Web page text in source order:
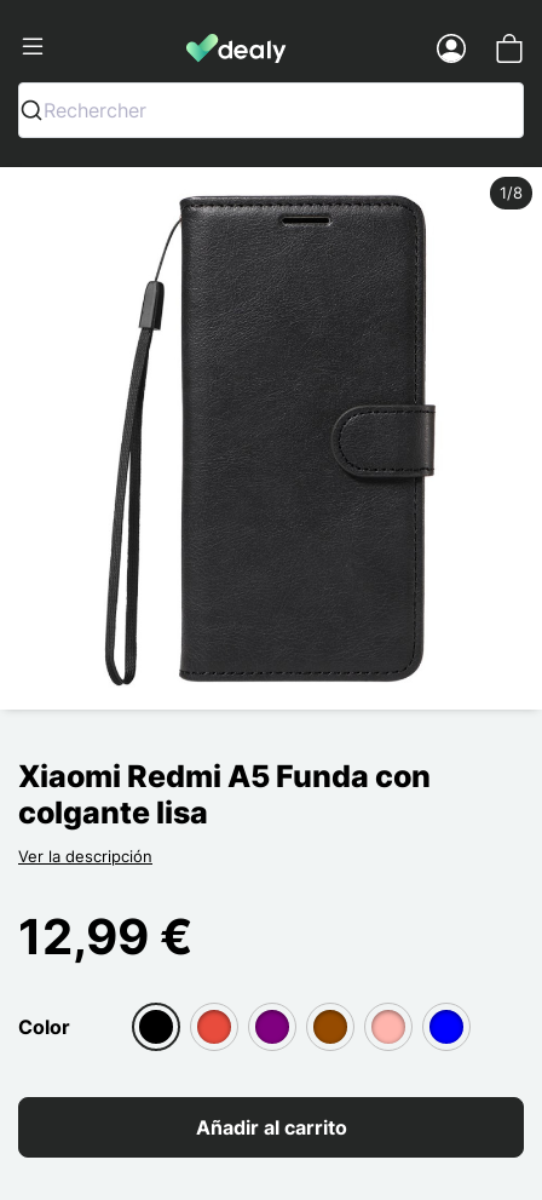
Dealy - Fundas y accesorios para
Rechercher
Xiaomi Redmi A5 Funda con
colgante lisa
Ver la descripción
12,99 €
Color
group[3]group[3]group[3]group[3]group[3]group[3]
Añadir al carrito
1/8